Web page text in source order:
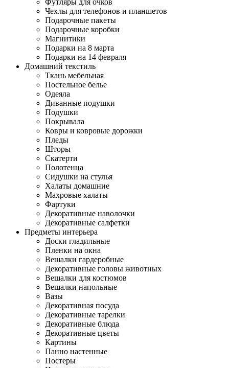
Футляры для очков
Чехлы для телефонов и планшетов
Подарочные пакеты
Подарочные коробки
Магнитики
Подарки на 8 марта
Подарки на 14 февраля
Домашний текстиль
Ткань мебельная
Постельное белье
Одеяла
Диванные подушки
Подушки
Покрывала
Ковры и ковровые дорожки
Пледы
Шторы
Скатерти
Полотенца
Сидушки на стулья
Халаты домашние
Махровые халаты
Фартуки
Декоративные наволочки
Декоративные салфетки
Предметы интерьера
Доски гладильные
Пленки на окна
Вешалки гардеробные
Декоративные головы животных
Вешалки для костюмов
Вешалки напольные
Вазы
Декоративная посуда
Декоративные тарелки
Декоративные блюда
Декоративные цветы
Картины
Панно настенные
Постеры